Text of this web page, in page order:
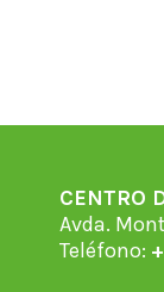
CENTRO
Avda.
Teléfono: